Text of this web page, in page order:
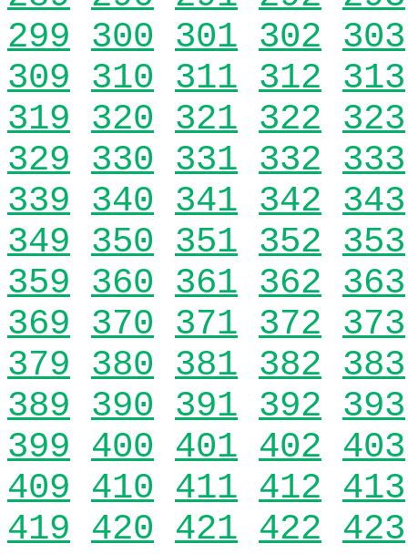
299 300 301 302 303
309 310 311 312 313
319 320 321 322 323
329 330 331 332 333
339 340 341 342 343
349 350 351 352 353
359 360 361 362 363
369 370 371 372 373
379 380 381 382 383
389 390 391 392 393
399 400 401 402 403
409 410 411 412 413
419 420 421 422 423